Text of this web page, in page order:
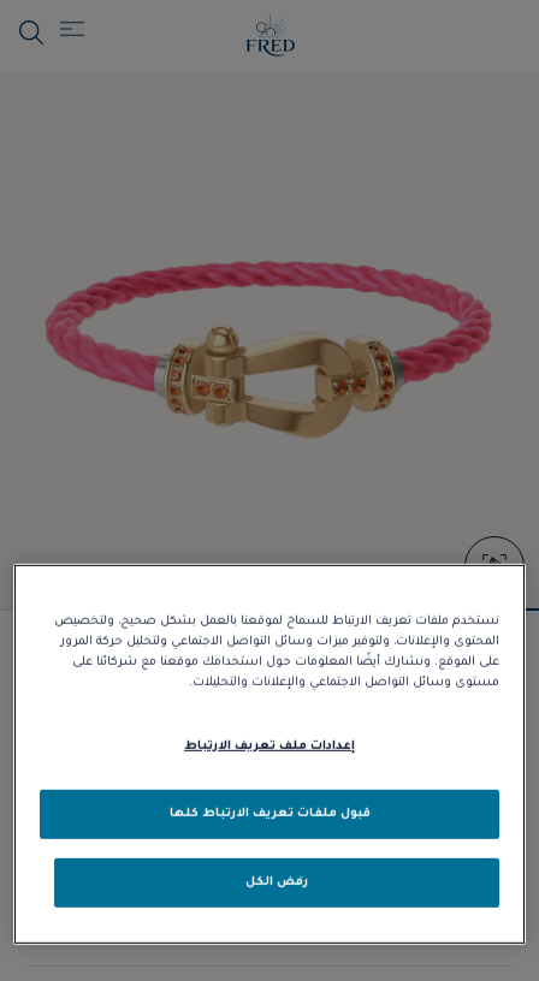
د.إ 24.220,00
التوافر في المتجر
نستخدم ملفات تعريف الارتباط للسماح لموقعنا بالعمل بشكل صحيح، ولتخصيص
المحتوى والإعلانات، ولتوفير ميزات وسائل التواصل الاجتماعي ولتحليل حركة المرور
على الموقع. ونشارك أيضًا المعلومات حول استخدامك موقعنا مع شركائنا على
مستوى وسائل التواصل الاجتماعي والإعلانات والتحليلات.
إعدادات ملف تعريف الارتباط
رفض الكل
قبول ملفات تعريف الارتباط كلها